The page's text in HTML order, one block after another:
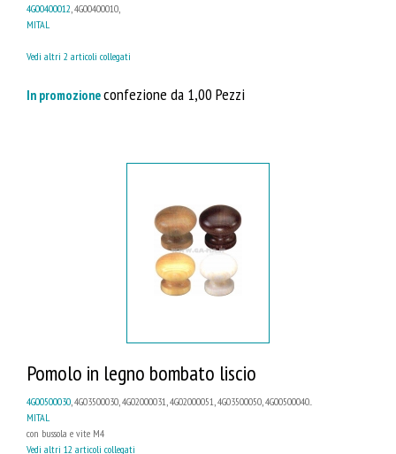
4G00400012 , 4G00400010,
MITAL
Vedi altri 2 articoli collegati
In promozioneconfezione da 1,00 Pezzi
Pomolo in legno bombato liscio
4G00500030, 4G03500030, 4G02000031, 4G02000051, 4G03500050, 4G00500040...
MITAL
con bussola e vite M4
Vedi altri 12 articoli collegati